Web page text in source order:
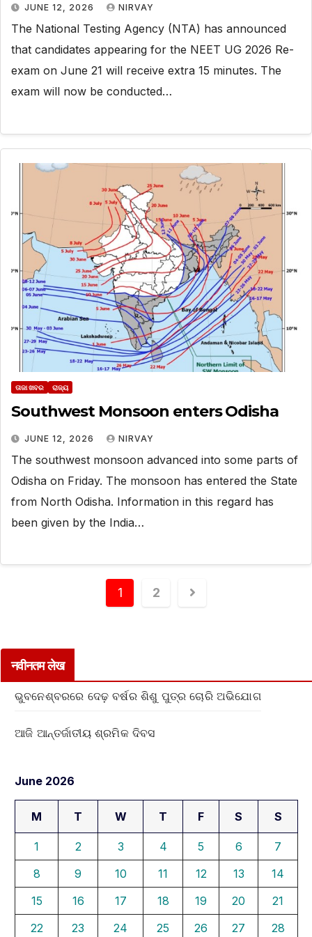
JUNE 12, 2026 NIRVAY
The National Testing Agency (NTA) has announced
that candidates appearing for the NEET UG 2026 Re-
exam on June 21 will receive extra 15 minutes. The
exam will now be conducted…
ତାଜା ଖବର ରାଜ୍ୟ
Southwest Monsoon enters Odisha
JUNE 12, 2026 NIRVAY
The southwest monsoon advanced into some parts of
Odisha on Friday. The monsoon has entered the State
from North Odisha. Information in this regard has
been given by the India…
1 2
नवीनतम लेख
ଭୁବନେଶ୍ବରରେ ଦେଢ଼ ବର୍ଷର ଶିଶୁ ପୁତ୍ର ଚୋରି ଅଭିଯୋଗ
ଆଜି ଆନ୍ତର୍ଜାତୀୟ ଶ୍ରମିକ ଦିବସ
June 2026
M T W T F S S
1 2 3 4 5 6
7
8
9 10 11 12 13
14
15
16 17 18 19 20
21
22
23 24 25 26 27
28